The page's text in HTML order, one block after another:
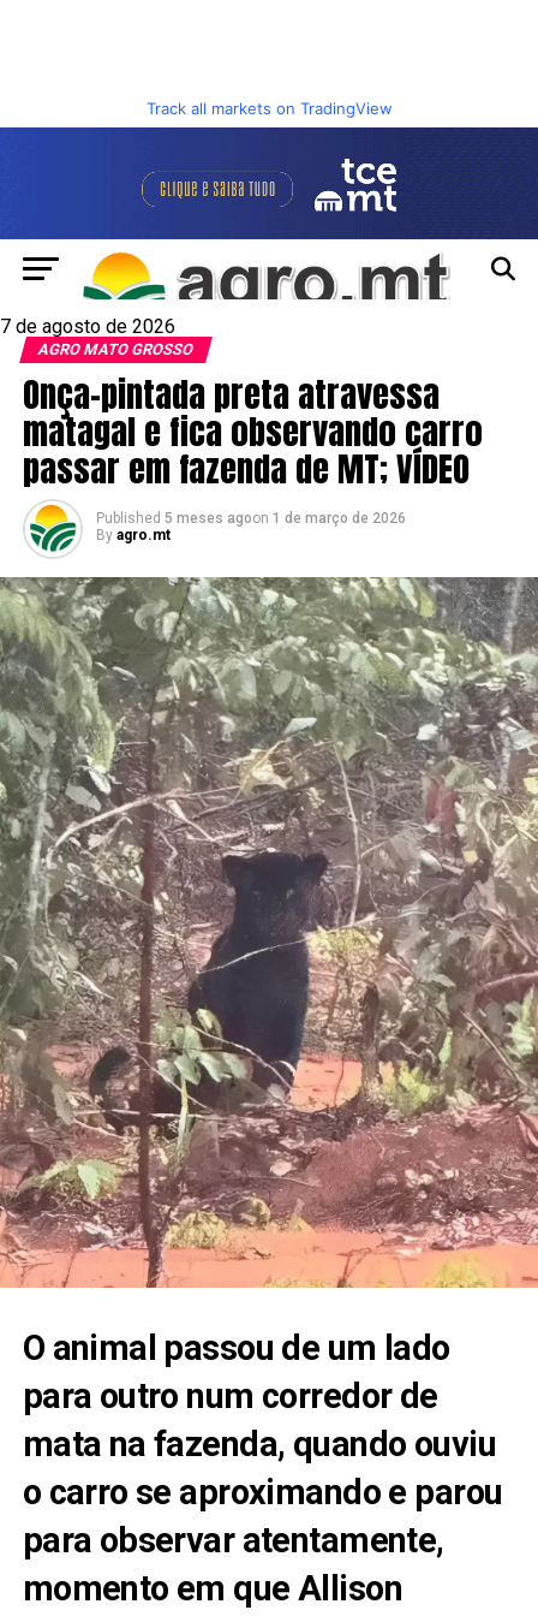
Track all markets on TradingView
7 de agosto de 2026
AGRO MATO GROSSO
Onça-pintada preta atravessa
matagal e fica observando carro
passar em fazenda de MT; VÍDEO
Published 5 meses agoon 1 de março de 2026
By agro.mt
O animal passou de um lado
para outro num corredor de
mata na fazenda, quando ouviu
o carro se aproximando e parou
para observar atentamente,
momento em que Allison